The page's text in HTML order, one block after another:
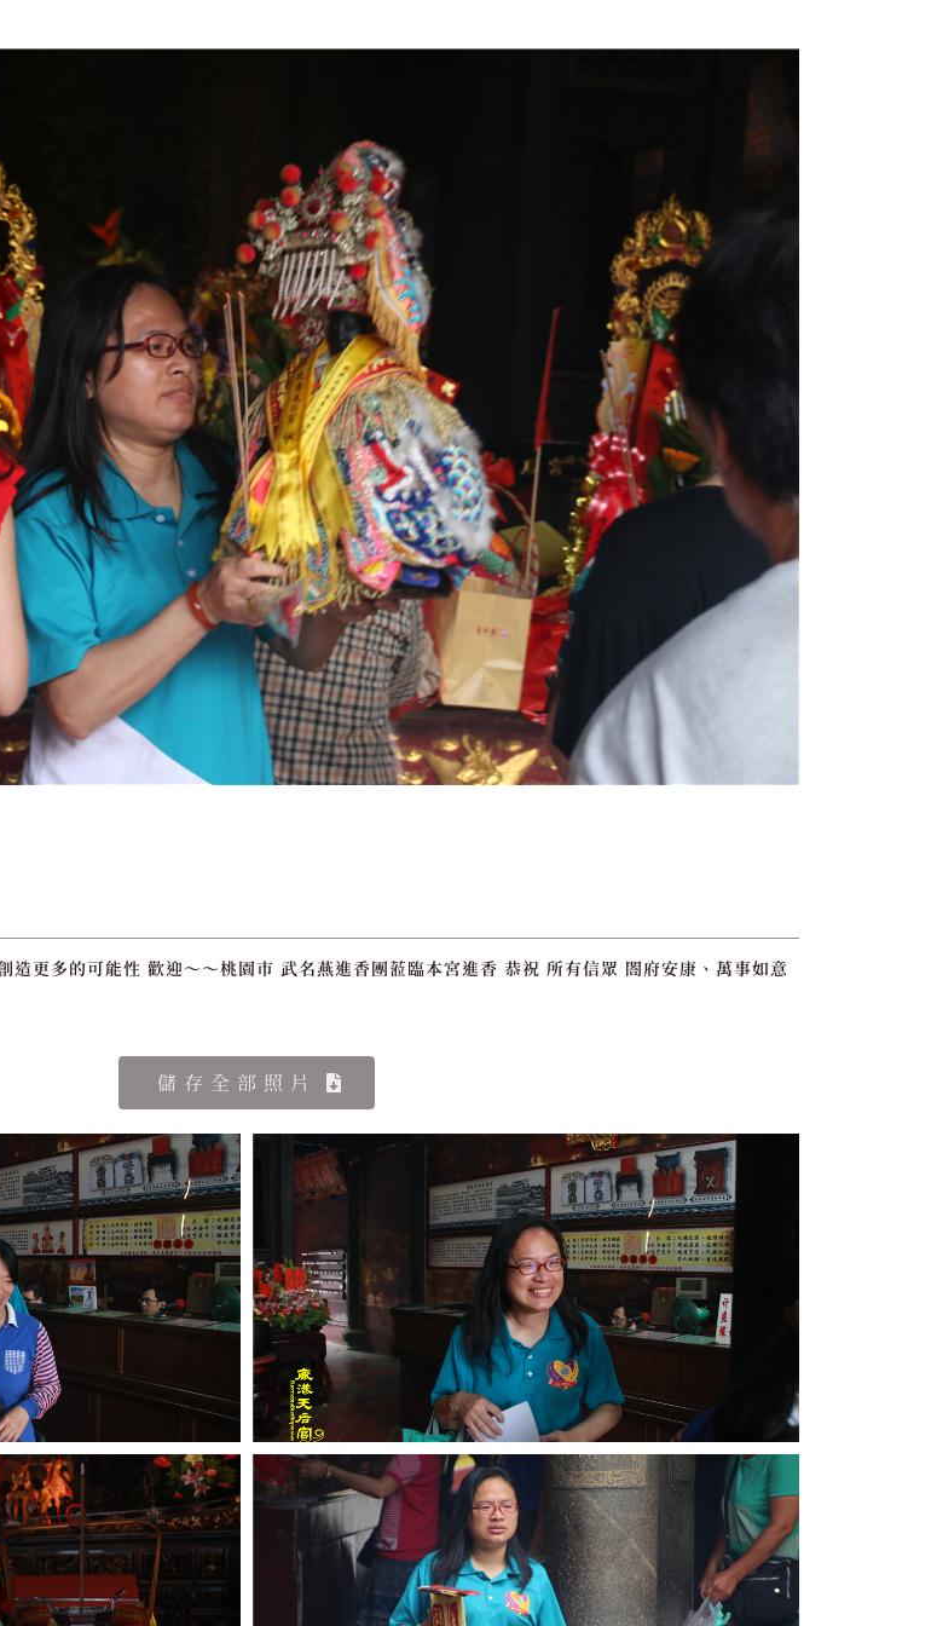
造更多的可能性 歡迎～～桃園市 武名燕進香團蒞臨本宮進香 恭祝 所有信眾 閤府安康、萬事如意
儲存全部照片